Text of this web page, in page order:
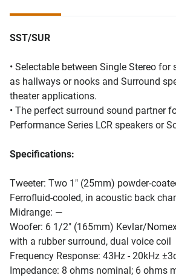
SST/SUR
• Selectable between Single Stereo
as hallways or nooks and Surround
theater applications.
• The perfect surround sound partner
Performance Series LCR speakers or
Specifications:
Tweeter: Two 1" (25mm) powder-
Ferrofluid-cooled, in acoustic back
Midrange: —
Woofer: 6 1/2" (165mm) Kevlar/
with a rubber surround, dual voice coil
Frequency Response: 43Hz - 20kHz
Impedance: 8 ohms nominal; 6 ohms